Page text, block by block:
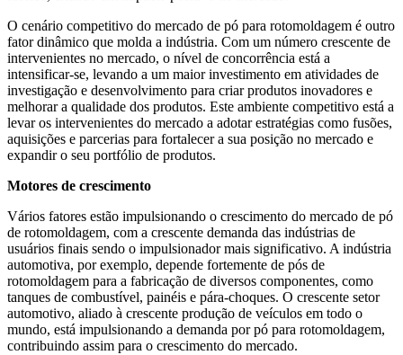
O cenário competitivo do mercado de pó para rotomoldagem é outro
fator dinâmico que molda a indústria. Com um número crescente de
intervenientes no mercado, o nível de concorrência está a
intensificar-se, levando a um maior investimento em atividades de
investigação e desenvolvimento para criar produtos inovadores e
melhorar a qualidade dos produtos. Este ambiente competitivo está a
levar os intervenientes do mercado a adotar estratégias como fusões,
aquisições e parcerias para fortalecer a sua posição no mercado e
expandir o seu portfólio de produtos.
Motores de crescimento
Vários fatores estão impulsionando o crescimento do mercado de pó
de rotomoldagem, com a crescente demanda das indústrias de
usuários finais sendo o impulsionador mais significativo. A indústria
automotiva, por exemplo, depende fortemente de pós de
rotomoldagem para a fabricação de diversos componentes, como
tanques de combustível, painéis e pára-choques. O crescente setor
automotivo, aliado à crescente produção de veículos em todo o
mundo, está impulsionando a demanda por pó para rotomoldagem,
contribuindo assim para o crescimento do mercado.